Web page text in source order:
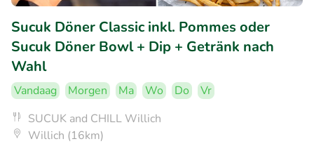
Sucuk Döner Classic inkl. Pommes oder
Sucuk Döner Bowl + Dip + Getränk nach
Wahl
Vandaag Morgen Ma Wo Do
Vr
SUCUK and CHILL Willich
Willich (16km)